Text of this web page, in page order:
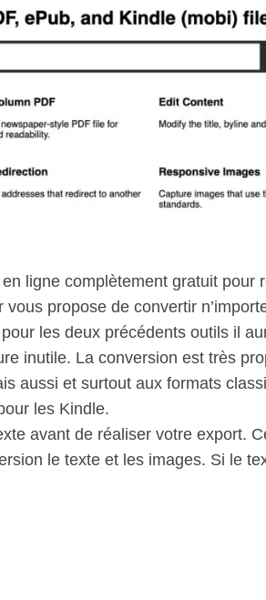
ligne complètement gratuit pour
propose de convertir
les deux précédents outils il
inutile. La conversion est très
aussi et surtout aux formats
les Kindle.
avant de réaliser votre export.
le texte et les images. Si le